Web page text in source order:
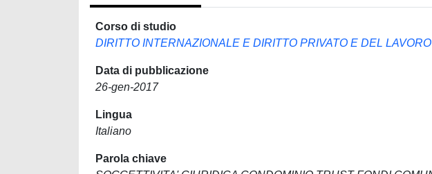
Corso di studio
DIRITTO INTERNAZIONALE E DIRITTO PRIVATO E DEL LAVORO
Data di pubblicazione
26-gen-2017
Lingua
Italiano
Parola chiave